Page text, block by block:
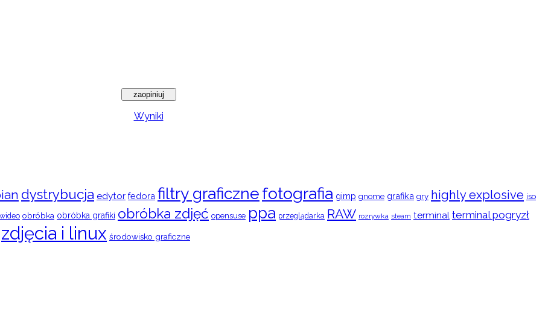
Wyniki
dystrybucja edytor fedora filtry graficznefotografia gimp gnome grafika gry highly explosive iso
obróbka obróbka grafiki obróbka zdjęć opensuse ppa przeglądarka RAW rozrywka steam terminal terminal pogryzł
zdjęcia i linux środowisko graficzne